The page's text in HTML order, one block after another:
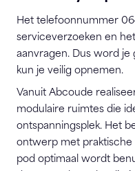
Het telefoonnummer
serviceverzoeken en
aanvragen. Dus word je
kun je veilig opnemen.
Vanuit Abcoude
modulaire ruimtes die
ontspanningsplek. Het
ontwerp met
pod optimaal wordt